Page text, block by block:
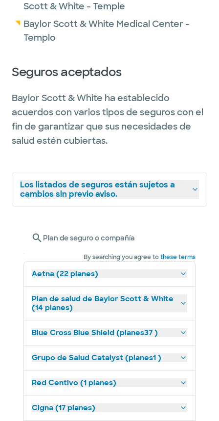
Scott & White - Temple
Baylor Scott & White Medical Center -
Templo
Seguros aceptados
Baylor Scott & White ha establecido
acuerdos con varios tipos de seguros con el
fin de garantizar que sus necesidades de
salud estén cubiertas.
Los listados de seguros están sujetos a
cambios sin previo aviso.
Plan de seguro o compañía
By searching you agree tothese terms
Aetna (22 planes)
Plan de salud de Baylor Scott & White
(14 planes)
Blue Cross Blue Shield (planes37 )
Grupo de Salud Catalyst (planes1 )
Red Centivo (1 planes)
Cigna (17 planes)